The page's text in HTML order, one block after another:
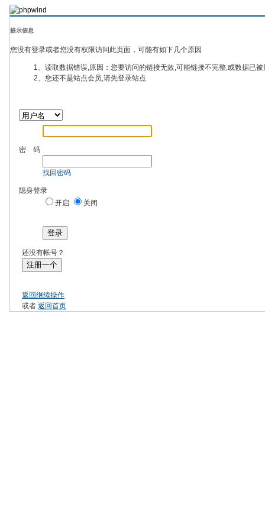
提示信息
您没有登录或者您没有权限访问此页面，可能有如下几个原因
1、读取数据错误,原因：您要访问的链接无效,可能链接不完整,或数据已
2、您还不是站点会员,请先登录站点
密 码
找回密码
隐身登录
开启
关闭
登录
还没有帐号？
注册一个
返回继续操作
或者返回首页